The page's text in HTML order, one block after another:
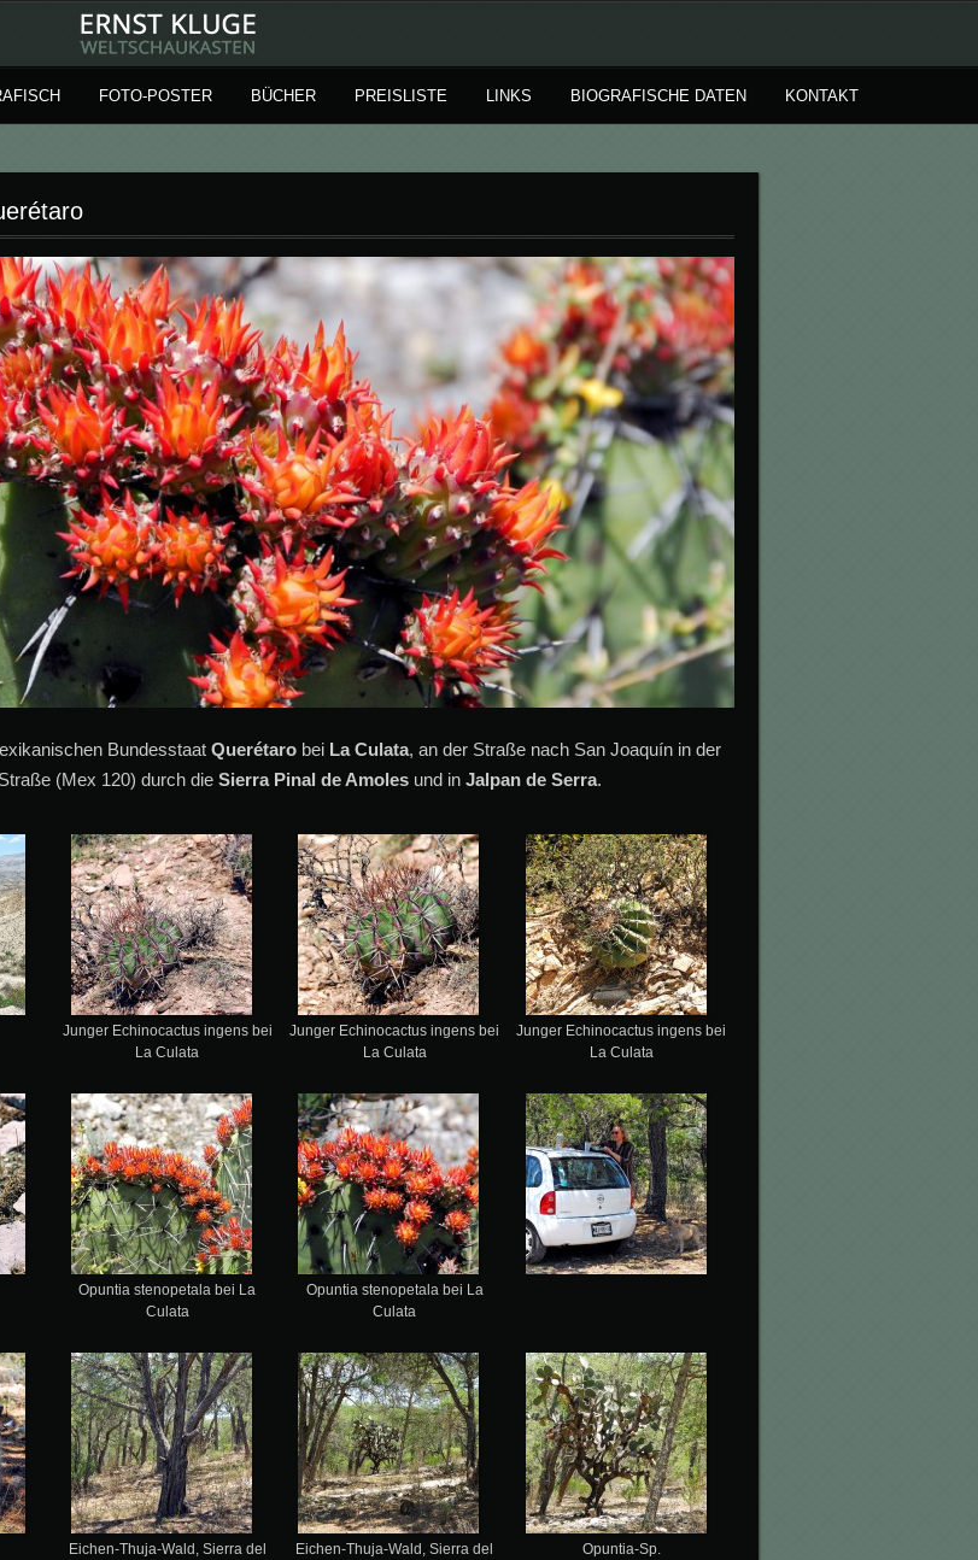
FOTO-POSTER BÜCHER PREISLISTE LINKS BIOGRAFISCHE DATEN KONTAKT
Bundesstaat Querétarobei La Culata, an der Straße nach San Joaquín in der
(Mex 120) durch die Sierra Pinal de Amolesund in Jalpan de Serra.
Junger Echinocactus ingens bei
La Culata
Junger Echinocactus ingens bei
La Culata
Junger Echinocactus ingens bei
La Culata
Opuntia stenopetala bei La
Culata
Opuntia stenopetala bei La
Culata
Eichen-Thuja-Wald, Sierra del
Eichen-Thuja-Wald, Sierra del
Opuntia-Sp.